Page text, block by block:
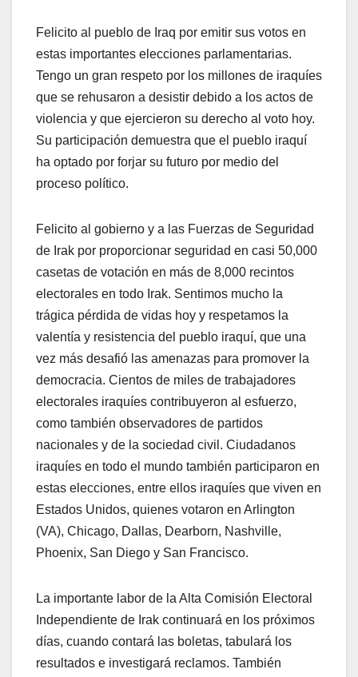
Felicito al pueblo de Iraq por emitir sus votos en
estas importantes elecciones parlamentarias.
Tengo un gran respeto por los millones de iraquíes
que se rehusaron a desistir debido a los actos de
violencia y que ejercieron su derecho al voto hoy.
Su participación demuestra que el pueblo iraquí
ha optado por forjar su futuro por medio del
proceso político.
Felicito al gobierno y a las Fuerzas de Seguridad
de Irak por proporcionar seguridad en casi 50,000
casetas de votación en más de 8,000 recintos
electorales en todo Irak. Sentimos mucho la
trágica pérdida de vidas hoy y respetamos la
valentía y resistencia del pueblo iraquí, que una
vez más desafió las amenazas para promover la
democracia. Cientos de miles de trabajadores
electorales iraquíes contribuyeron al esfuerzo,
como también observadores de partidos
nacionales y de la sociedad civil. Ciudadanos
iraquíes en todo el mundo también participaron en
estas elecciones, entre ellos iraquíes que viven en
Estados Unidos, quienes votaron en Arlington
(VA), Chicago, Dallas, Dearborn, Nashville,
Phoenix, San Diego y San Francisco.
La importante labor de la Alta Comisión Electoral
Independiente de Irak continuará en los próximos
días, cuando contará las boletas, tabulará los
resultados e investigará reclamos. También